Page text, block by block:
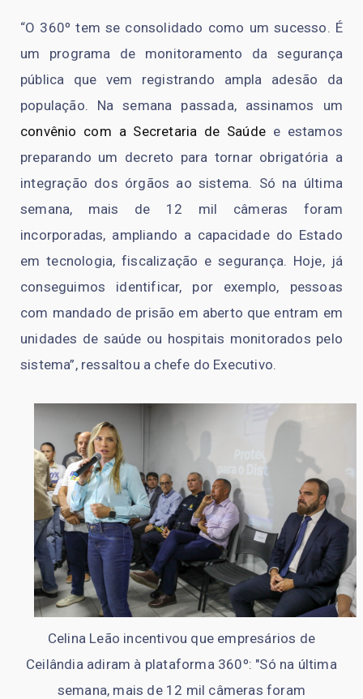
“O 360º tem se consolidado como um sucesso. É
um programa de monitoramento da segurança
pública que vem registrando ampla adesão da
população. Na semana passada, assinamos um
convênio com a Secretaria de Saúde e estamos
preparando um decreto para tornar obrigatória a
integração dos órgãos ao sistema. Só na última
semana, mais de 12 mil câmeras foram
incorporadas, ampliando a capacidade do Estado
em tecnologia, fiscalização e segurança. Hoje, já
conseguimos identificar, por exemplo, pessoas
com mandado de prisão em aberto que entram em
unidades de saúde ou hospitais monitorados pelo
sistema”, ressaltou a chefe do Executivo.
Celina Leão incentivou que empresários de
Ceilândia adiram à plataforma 360º: "Só na última
semana, mais de 12 mil câmeras foram